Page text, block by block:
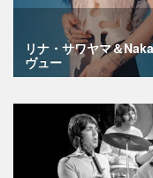
リナ・サワヤマ＆
ヴュー